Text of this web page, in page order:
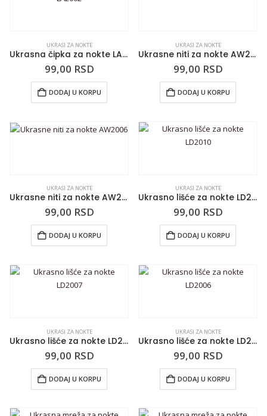
UKRASI ZA NOKTE
Ukrasna čipka za nokte LA2002
99,00 RSD
DODAJ U KORPU
UKRASI ZA NOKTE
Ukrasne niti za nokte AW2008
99,00 RSD
DODAJ U KORPU
UKRASI ZA NOKTE
Ukrasne niti za nokte AW2006
99,00 RSD
DODAJ U KORPU
UKRASI ZA NOKTE
Ukrasno lišće za nokte LD2010
99,00 RSD
DODAJ U KORPU
UKRASI ZA NOKTE
Ukrasno lišće za nokte LD2007
99,00 RSD
DODAJ U KORPU
UKRASI ZA NOKTE
Ukrasno lišće za nokte LD2006
99,00 RSD
DODAJ U KORPU